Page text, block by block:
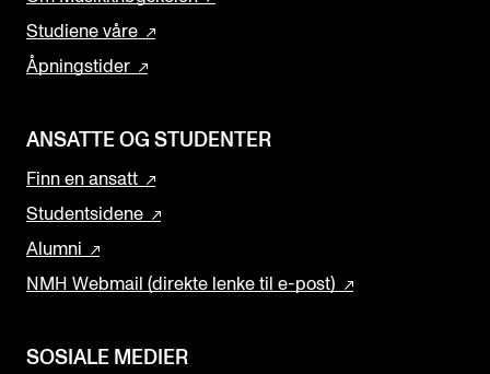
Studiene våre
Åpningstider
ANSATTE OG STUDENTER
Finn en ansatt
Studentsidene
Alumni
NMH Webmail (direkte lenke til e-post)
SOSIALE MEDIER